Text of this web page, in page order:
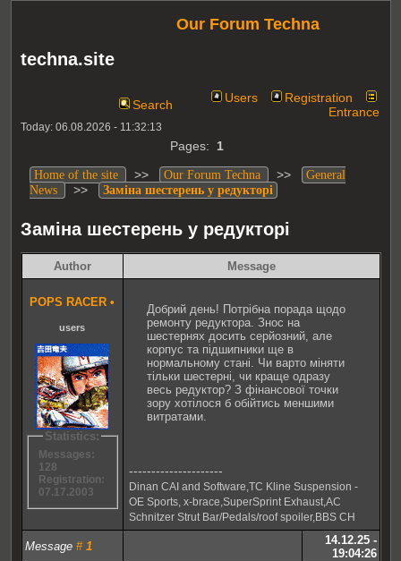
techna.site
Our Forum Techna
Search Users
Registration
Entrance
Today: 06.08.2026 - 11:32:13
Pages: 1
Home of the site >> Our Forum Techna >>
General
News
>> Заміна шестерень у редукторі
Заміна шестерень у редукторі
Author Message
POPS RACER •
users
Statistics:
Messages:
128
Registration:
07.17.2003
Добрий день! Потрібна порада щодо
ремонту редуктора. Знос на
шестернях досить серйозний, але
корпус та підшипники ще в
нормальному стані. Чи варто міняти
тільки шестерні, чи краще одразу
весь редуктор? З фінансової точки
зору хотілося б обійтись меншими
витратами.
---------------------
Dinan CAI and Software,TC Kline Suspension -
OE Sports, x-brace,SuperSprint Exhaust,AC
Schnitzer Strut Bar/Pedals/roof spoiler,BBS CH
Message # 1
14.12.25 -
19:04:26